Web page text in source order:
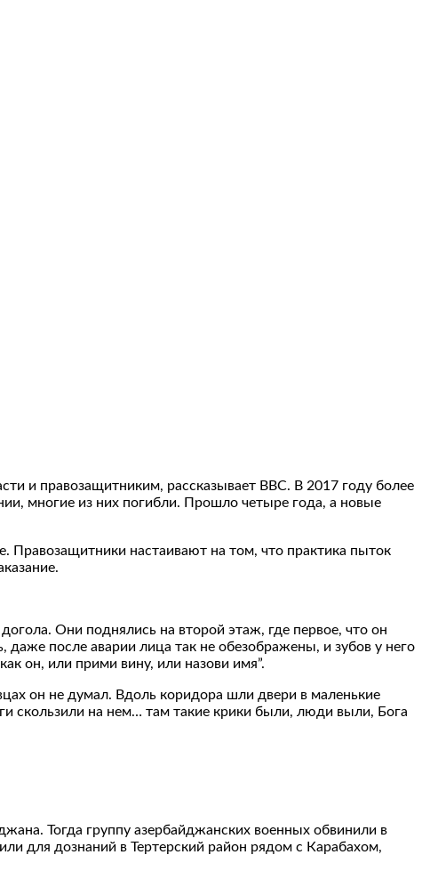
и правозащитниким, рассказывает ВВС. В 2017 году более
многие из них погибли. Прошло четыре года, а новые
настаивают на том, что практика пыток
Они поднялись на второй этаж, где первое, что он
после аварии лица так не обезображены, и зубов у него
он, или прими вину, или назови имя”.
он не думал. Вдоль коридора шли двери в маленькие
скользили на нем… там такие крики были, люди выли, Бога
Тогда группу азербайджанских военных обвинили в
для дознаний в Тертерский район рядом с Карабахом,